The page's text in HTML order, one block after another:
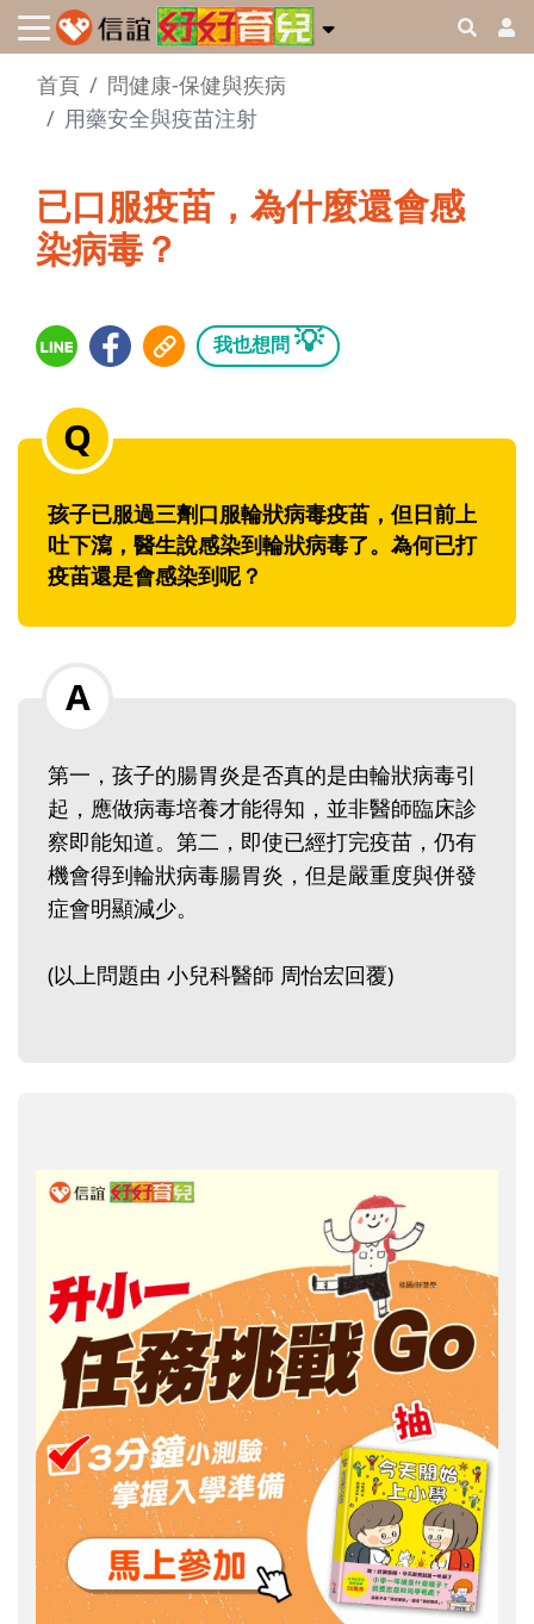
首頁
問健康-保健與疾病
用藥安全與疫苗注射
已口服疫苖，為什麼還會感
染病毒？
我也想問 💡
孩子已服過三劑口服輪狀病毒疫苖，但日前上
吐下瀉，醫生說感染到輪狀病毒了。為何已打
疫苖還是會感染到呢？
第一，孩子的腸胃炎是否真的是由輪狀病毒引
起，應做病毒培養才能得知，並非醫師臨床診
察即能知道。第二，即使已經打完疫苗，仍有
機會得到輪狀病毒腸胃炎，但是嚴重度與併發
症會明顯減少。
(以上問題由 小兒科醫師 周怡宏回覆)